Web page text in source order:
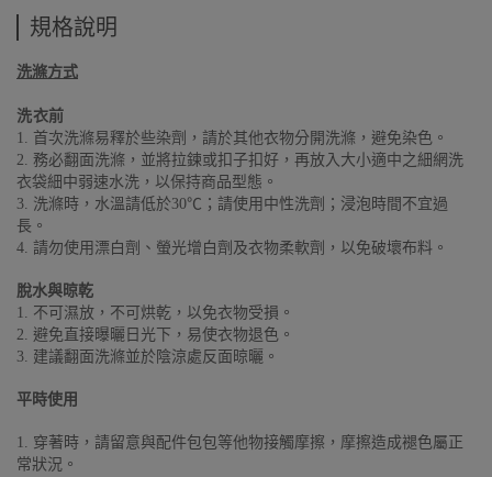
規格說明
洗滌方式
洗衣前
1. 首次洗滌易釋於些染劑，請於其他衣物分開洗滌，避免染色。
2. 務必翻面洗滌，並將拉鍊或扣子扣好，再放入大小適中之細網洗
衣袋細中弱速水洗，以保持商品型態。
3. 洗滌時，水溫請低於30℃；請使用中性洗劑；浸泡時間不宜過
長。
4. 請勿使用漂白劑、螢光增白劑及衣物柔軟劑，以免破壞布料。
脫水與晾乾
1. 不可濕放，不可烘乾，以免衣物受損。
2. 避免直接曝曬日光下，易使衣物退色。
3. 建議翻面洗滌並於陰涼處反面晾曬。
平時使用
1. 穿著時，請留意與配件包包等他物接觸摩擦，摩擦造成褪色屬正
常狀況。